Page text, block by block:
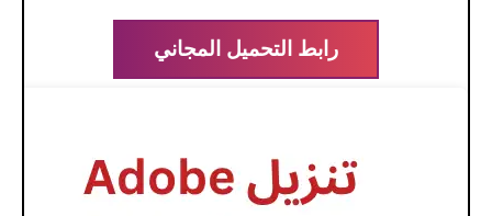
رابط التحميل المجاني